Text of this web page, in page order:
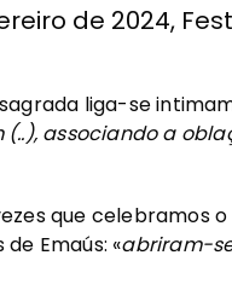
de 2024,
liga-se
(..), associando a
que celebramos
Emaús: «abriram-